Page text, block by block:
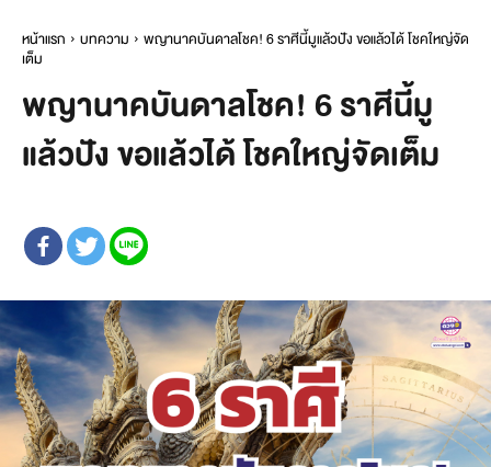
หน้าแรก บทความ
พญานาคบันดาลโชค! 6 ราศีนี้มูแล้วปัง ขอแล้วได้ โชคใหญ่จัด
เต็ม
พญานาคบันดาลโชค! 6 ราศีนี้มู
แล้วปัง ขอแล้วได้ โชคใหญ่จัดเต็ม